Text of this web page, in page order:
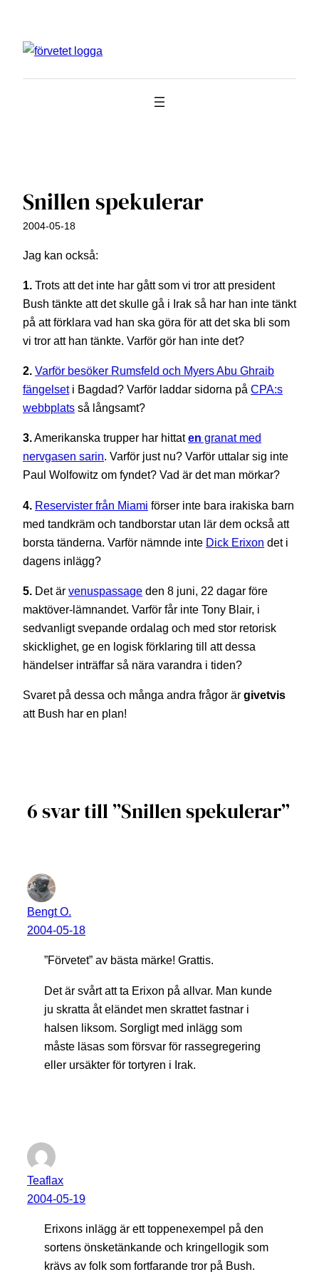
innehåll
Snillen spekulerar
2004-05-18
Jag kan också:
1. Trots att det inte har gått som vi tror att president
Bush tänkte att det skulle gå i Irak så har han inte tänkt
på att förklara vad han ska göra för att det ska bli som
vi tror att han tänkte. Varför gör han inte det?
2. Varför besöker Rumsfeld och Myers Abu Ghraib
fängelseti Bagdad? Varför laddar sidorna på CPA:s
webbplats så långsamt?
3.Amerikanska trupper har hittaten granat med
nervgasen sarin. Varför just nu? Varför uttalar sig inte
Paul Wolfowitz om fyndet? Vad är det man mörkar?
4. Reservister från Miami förser inte bara irakiska barn
med tandkräm och tandborstar utan lär dem också att
borsta tänderna. Varför nämnde inte Dick Erixon det i
dagens inlägg?
5. Det är venuspassage den 8 juni, 22 dagar före
maktöver-lämnandet. Varför får inte Tony Blair, i
sedvanligt svepande ordalag och med stor retorisk
skicklighet, ge en logisk förklaring till att dessa
händelser inträffar så nära varandra i tiden?
Svaret på dessa och många andra frågor är givetvis
att Bush har en plan!
6 svar till ”Snillen spekulerar”
Bengt O.
2004-05-18
”Förvetet” av bästa märke! Grattis.
Det är svårt att ta Erixon på allvar. Man kunde
ju skratta åt eländet men skrattet fastnar i
halsen liksom. Sorgligt med inlägg som
måste läsas som försvar för rassegregering
eller ursäkter för tortyren i Irak.
Teaflax
2004-05-19
Erixons inlägg är ett toppenexempel på den
sortens önsketänkande och kringellogik som
krävs av folk som fortfarande tror på Bush.